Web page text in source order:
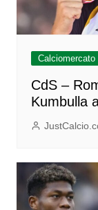
Calciomercato
CdS –
Kumbulla